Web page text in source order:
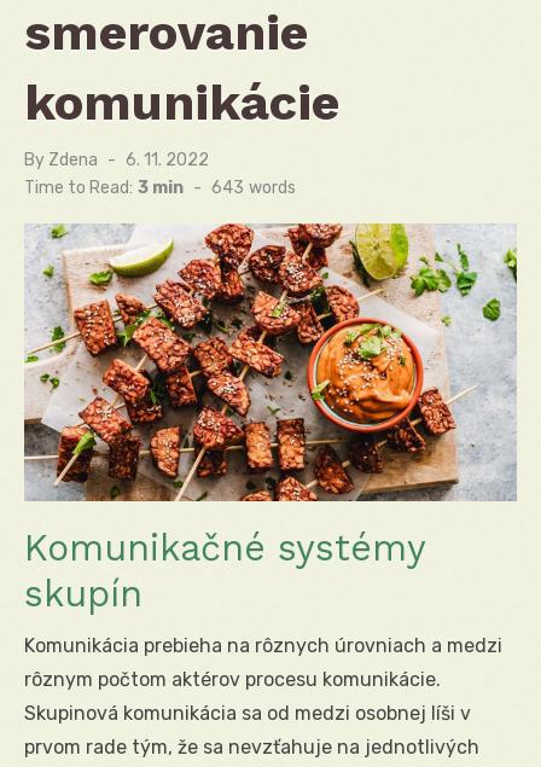
smerovanie
komunikácie
By Zdena
Posted
on
6. 11. 2022
Time to Read: 3 min - 643 words
Komunikačné systémy
skupín
Komunikácia prebieha na rôznych úrovniach a medzi
rôznym počtom aktérov procesu komunikácie.
Skupinová komunikácia sa od medzi osobnej líši v
prvom rade tým, že sa nevzťahuje na jednotlivých